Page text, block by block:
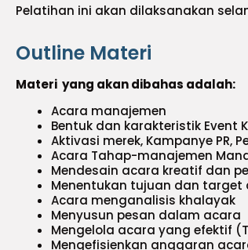
Pelatihan ini akan dilaksanakan
Outline Materi
Materi yang akan dibahas adalah:
Acara manajemen
Bentuk dan karakteristik Event
Aktivasi merek, Kampanye PR,
Acara Tahap-manajemen
Mendesain acara kreatif dan
Menentukan tujuan dan target
Acara menganalisis khalayak
Menyusun pesan dalam acara
Mengelola acara yang efektif
Mengefisienkan anggaran